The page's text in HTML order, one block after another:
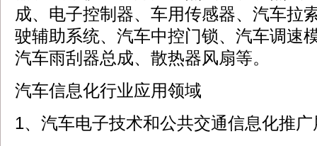
成、电子控制器、车用传感器、汽车拉
驶辅助系统、汽车中控门锁、汽车调速
汽车雨刮器总成、散热器风扇等。
汽车信息化行业应用领域
1、汽车电子技术和公共交通信息化推